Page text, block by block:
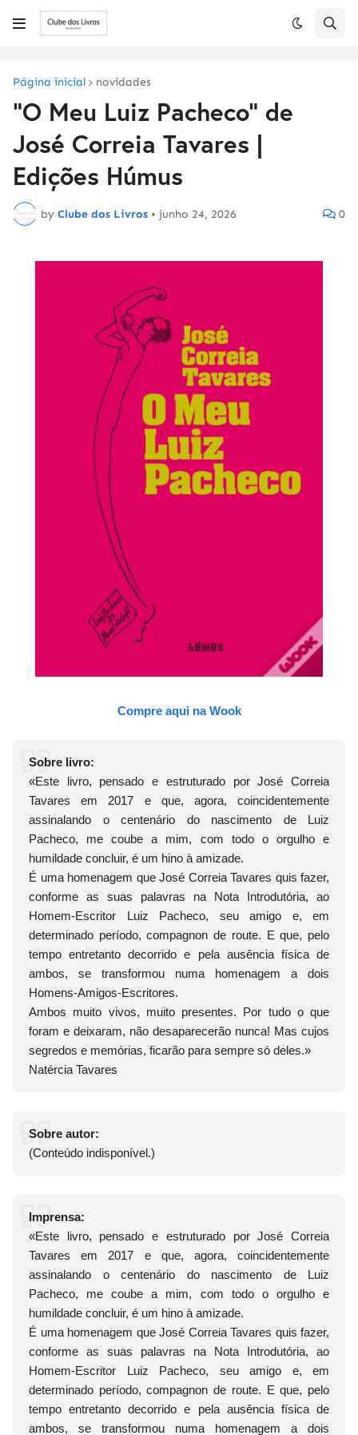
Página inicial novidades
"O Meu Luiz Pacheco" de
José Correia Tavares |
Edições Húmus
by Clube dos Livros • junho 24, 2026 0
Compre aqui na Wook
Sobre livro:
«Este livro, pensado e estruturado por José Correia
Tavares em 2017 e que, agora, coincidentemente
assinalando o centenário do nascimento de Luiz
Pacheco, me coube a mim, com todo o orgulho e
humildade concluir, é um hino à amizade.
É uma homenagem que José Correia Tavares quis fazer,
conforme as suas palavras na Nota Introdutória, ao
Homem-Escritor Luiz Pacheco, seu amigo e, em
determinado período, compagnon de route. E que, pelo
tempo entretanto decorrido e pela ausência física de
ambos, se transformou numa homenagem a dois
Homens-Amigos-Escritores.
Ambos muito vivos, muito presentes. Por tudo o que
foram e deixaram, não desaparecerão nunca! Mas cujos
segredos e memórias, ficarão para sempre só deles.»
Natércia Tavares
Sobre autor:
(Conteúdo indisponível.)
Imprensa:
«Este livro, pensado e estruturado por José Correia
Tavares em 2017 e que, agora, coincidentemente
assinalando o centenário do nascimento de Luiz
Pacheco, me coube a mim, com todo o orgulho e
humildade concluir, é um hino à amizade.
É uma homenagem que José Correia Tavares quis fazer,
conforme as suas palavras na Nota Introdutória, ao
Homem-Escritor Luiz Pacheco, seu amigo e, em
determinado período, compagnon de route. E que, pelo
tempo entretanto decorrido e pela ausência física de
ambos, se transformou numa homenagem a dois